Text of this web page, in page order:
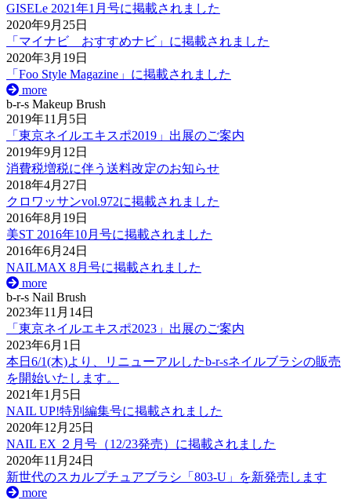
GISELe 2021年1月号に掲載されました
2020年9月25日
「マイナビ おすすめナビ」に掲載されました
2020年3月19日
「Foo Style Magazine」に掲載されました
more
b-r-s Makeup Brush
2019年11月5日
「東京ネイルエキスポ2019」出展のご案内
2019年9月12日
消費税増税に伴う送料改定のお知らせ
2018年4月27日
クロワッサンvol.972に掲載されました
2016年8月19日
美ST 2016年10月号に掲載されました
2016年6月24日
NAILMAX 8月号に掲載されました
more
b-r-s Nail Brush
2023年11月14日
「東京ネイルエキスポ2023」出展のご案内
2023年6月1日
本日6/1(木)より、リニューアルしたb-r-sネイルブラシの販売
を開始いたします。
2021年1月5日
NAIL UP!特別編集号に掲載されました
2020年12月25日
NAIL EX ２月号（12/23発売）に掲載されました
2020年11月24日
新世代のスカルプチュアブラシ「803-U」を新発売します
more